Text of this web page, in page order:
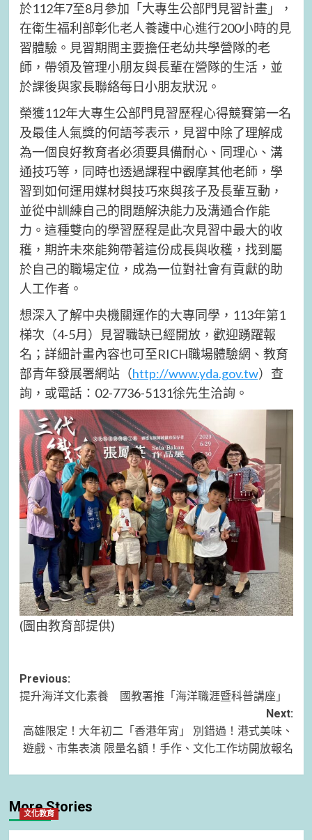
於112年7至8月參加「大專生公部門見習計畫」，
在衛生福利部彰化老人養護中心進行200小時的見
習體驗。見習期間主要擔任老幼共學營隊的老
師，帶領及管理小朋友與長輩在營隊的生活，並
於課後與家長聯絡每日小朋友狀況。
榮獲112年大專生公部門見習歷程心得競賽第一名
及最佳人氣獎的何語芩表示，見習中除了理解成
為一個良好教育者必須要具備耐心、同理心、溝
通技巧等，同時也透過課程中觀摩其他老師，學
習到如何運用媒材與技巧來與孩子及長輩互動，
並從中訓練自己的問題解決能力及溝通合作能
力。這種雙向的學習歷程是此次見習中最大的收
穫，期許未來能夠帶著這份成長與收穫，找到屬
於自己的職場定位，成為一位對社會有貢獻的助
人工作者。
想深入了解中央機關運作的大專同學，113年第1
梯次（4-5月）見習職缺已經開放，歡迎踴躍報
名；詳細計畫內容也可至RICH職場體驗網、教育
部青年發展署網站（http://www.yda.gov.tw）查
詢，或電話：02-7736-5131徐先生洽詢。
(圖由教育部提供)
Post
navigation
Previous:
提升海洋文化素養 國教署推「海洋職涯暨科普講座」
Next:
高雄限定！大年初二「香港年宵」 別錯過！港式美味、
遊戲、市集表演 限量名額！手作、文化工作坊開放報名
More Stories
文化教育